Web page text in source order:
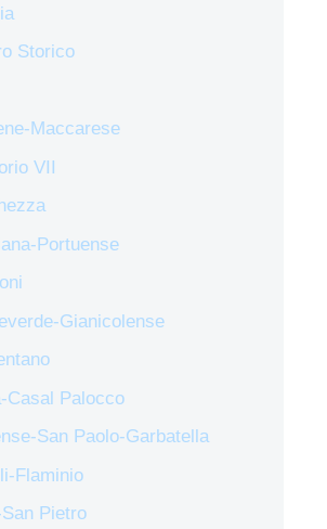
Storico
Maccarese
VII
Portuense
Gianicolense
Casal Palocco
San Paolo-Garbatella
Flaminio
Pietro